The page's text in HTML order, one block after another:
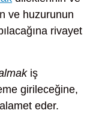
ve huzurunun
rivayet
iş
girileceğine,
eder.